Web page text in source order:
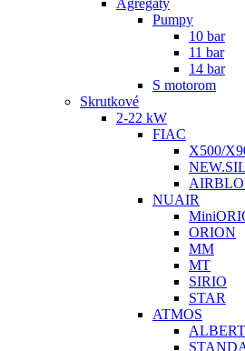
Agregáty
Pumpy
10 bar
11 bar
14 bar
S motorom
Skrutkové
2-22 kW
FIAC
X500/
NUAIR
ORION
MM
MT
SIRIO
STAR
ATMOS